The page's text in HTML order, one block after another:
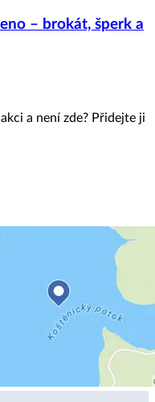
– brokát, šperk a
a není zde? Přidejte ji